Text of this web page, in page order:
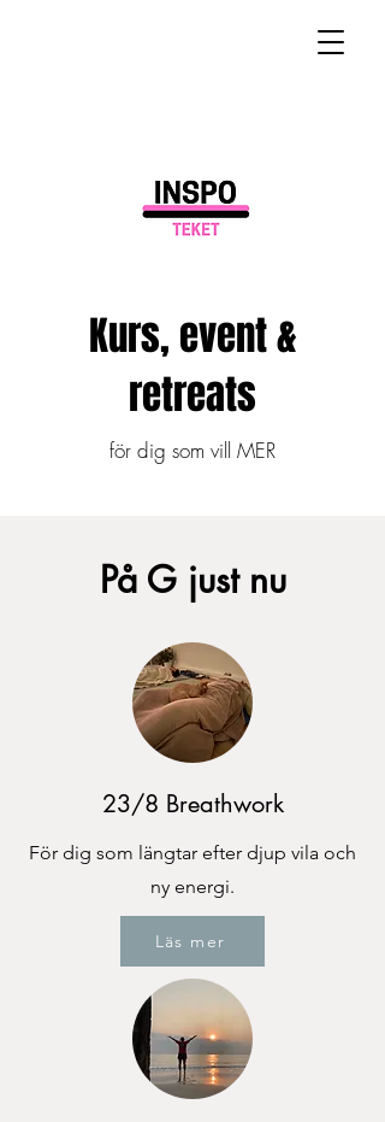
Kurs, event &
retreats
för dig som vill MER
På G just nu
23/8 Breathwork
För dig som längtar efter djup vila och
ny energi.​
Läs mer